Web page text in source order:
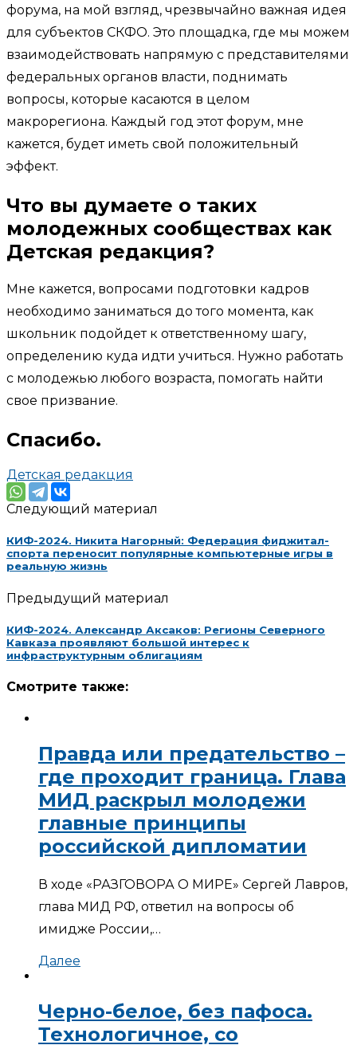
форума, на мой взгляд, чрезвычайно важная идея
для субъектов СКФО. Это площадка, где мы можем
взаимодействовать напрямую с представителями
федеральных органов власти, поднимать
вопросы, которые касаются в целом
макрорегиона. Каждый год этот форум, мне
кажется, будет иметь свой положительный
эффект.
Что вы думаете о таких
молодежных сообществах как
Детская редакция?
Мне кажется, вопросами подготовки кадров
необходимо заниматься до того момента, как
школьник подойдет к ответственному шагу,
определению куда идти учиться. Нужно работать
с молодежью любого возраста, помогать найти
свое призвание.
Спасибо.
Детская редакция
Следующий материал
КИФ-2024. Никита Нагорный: Федерация фиджитал-
спорта переносит популярные компьютерные игры в
реальную жизнь
Предыдущий материал
КИФ-2024. Александр Аксаков: Регионы Северного
Кавказа проявляют большой интерес к
инфраструктурным облигациям
Смотрите также:
Правда или предательство –
где проходит граница. Глава
МИД раскрыл молодежи
главные принципы
российской дипломатии
В ходе «РАЗГОВОРА О МИРЕ» Сергей Лавров,
глава МИД РФ, ответил на вопросы об
имидже России,…
Далее
Черно-белое, без пафоса.
Технологичное, со